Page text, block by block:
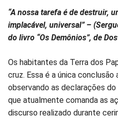
Compartilhar
no
Facebook
Compartilhar
no
Whatsapp
no
Twitter
“A nossa tarefa é de destruir,
implacável, universal” –
do livro “Os Demônios”, de
Os habitantes da Terra dos
cruz. Essa é a única
observando as declarações
que atualmente comanda as
discurso realizado durante